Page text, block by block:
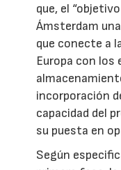
que, el
Ámsterdam
que conecte a
Europa con los
incorporación
capacidad del
su puesta en
Según